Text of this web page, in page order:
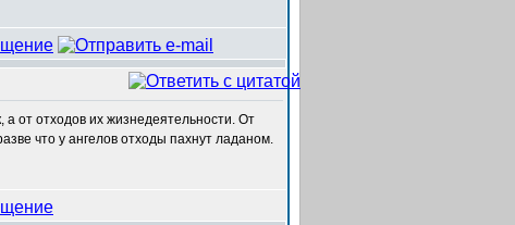
от отходов их жизнедеятельности. От
что у ангелов отходы пахнут ладаном.